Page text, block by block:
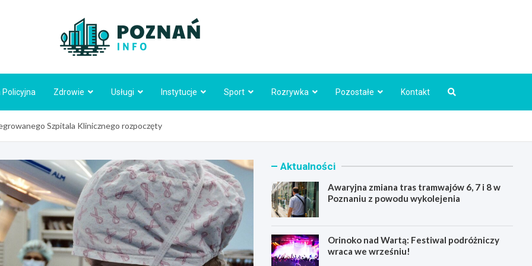
Policyjna Zdrowie Usługi Instytucje Sport Rozrywka Pozostałe Kontakt
Szpitala Klinicznego rozpoczęty
Aktualności
Awaryjna zmiana tras tramwajów 6, 7 i 8 w
Poznaniu z powodu wykolejenia
Orinoko nad Wartą: Festiwal podróżniczy
wraca we wrześniu!